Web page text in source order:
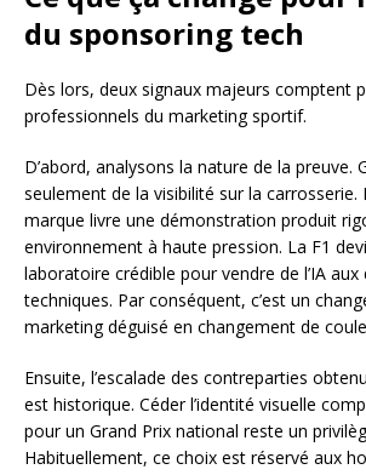
du sponsoring tech
Dès lors, deux signaux majeurs comptent
professionnels du marketing sportif.
D’abord, analysons la nature de la preuve.
seulement de la visibilité sur la carrosserie.
marque livre une démonstration produit
environnement à haute pression. La F1
laboratoire crédible pour vendre de l’IA aux
techniques. Par conséquent, c’est un
marketing déguisé en changement de
Ensuite, l’escalade des contreparties
est historique. Céder l’identité visuelle
pour un Grand Prix national reste un
Habituellement, ce choix est réservé aux